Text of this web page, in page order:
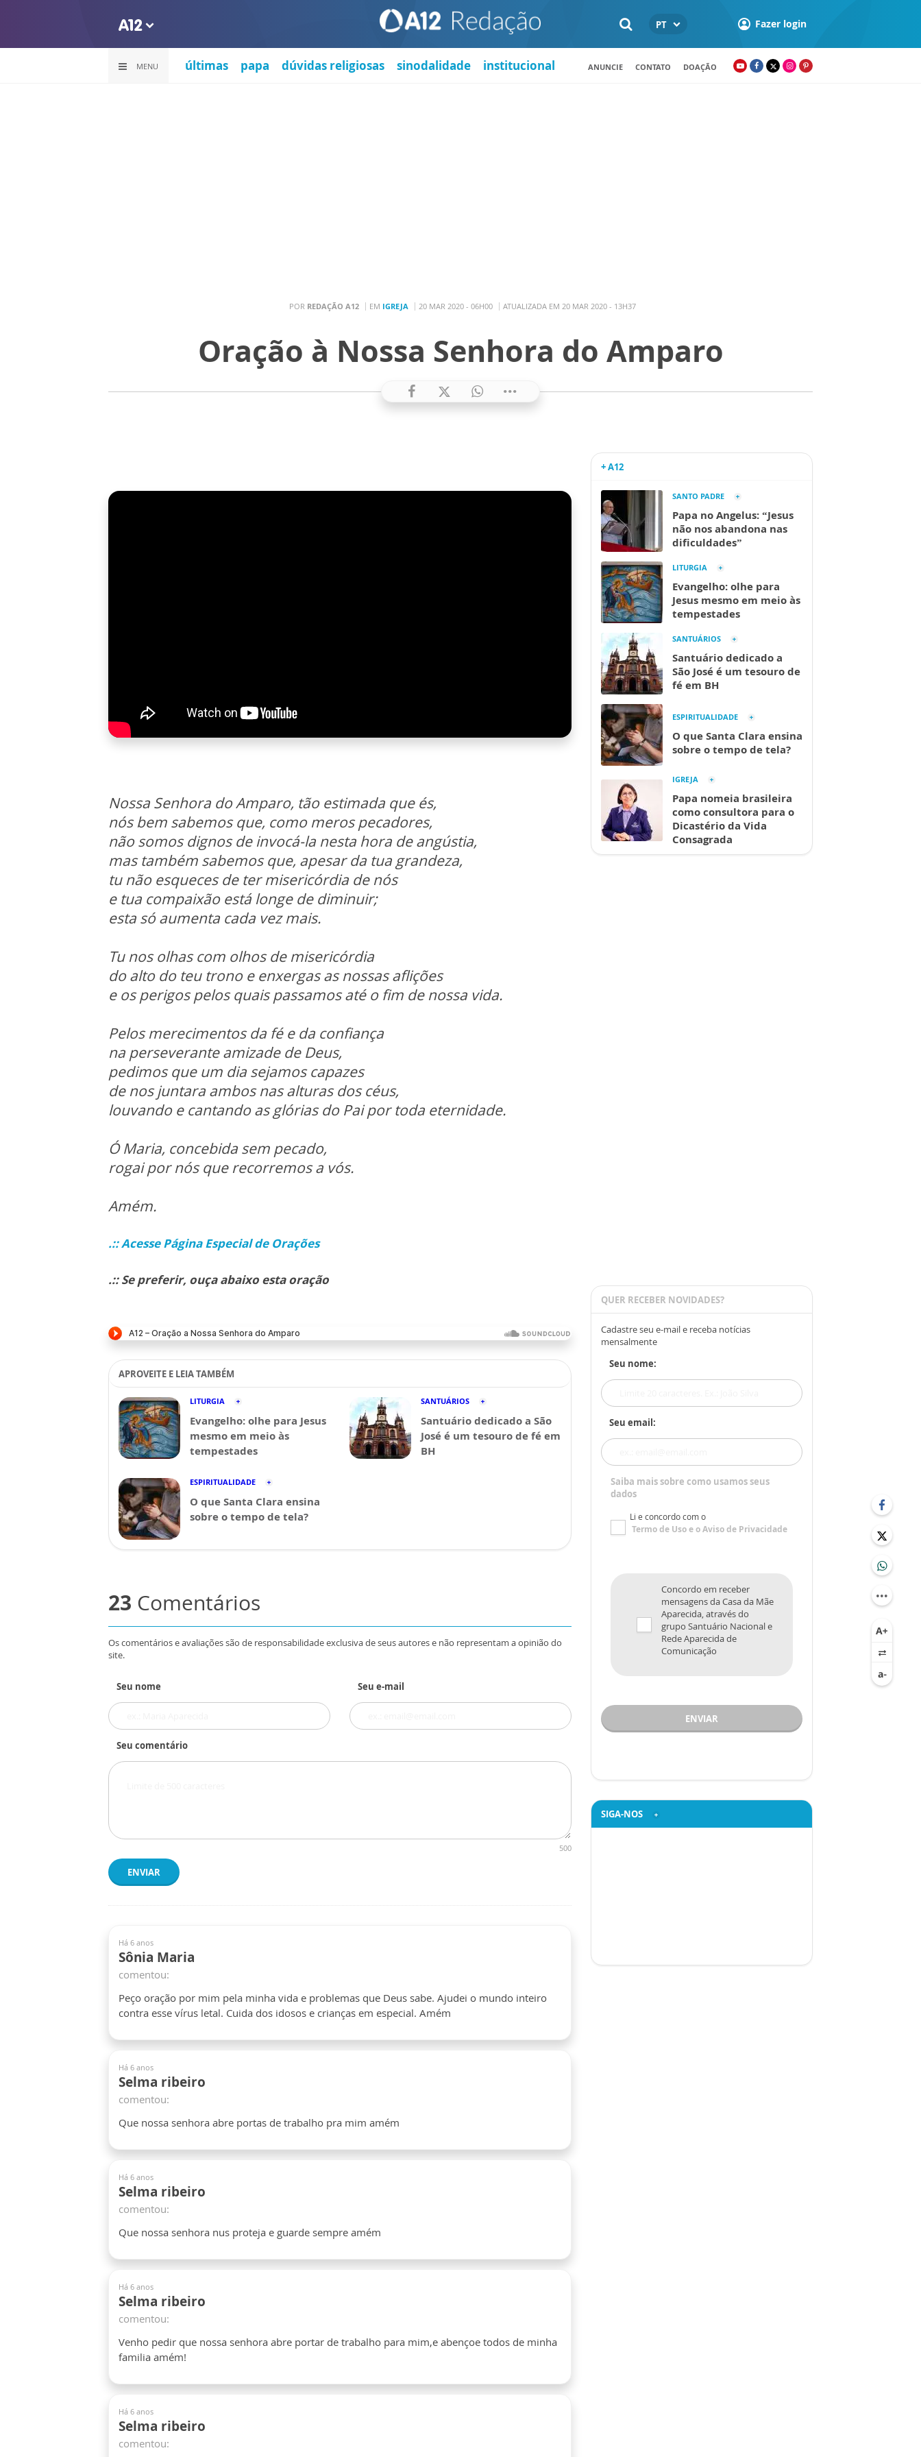
PT Fazer login
MENU últimas papa dúvidas religiosas sinodalidade institucional ANUNCIE CONTATO DOAÇÃO
POR REDAÇÃO A12 EM IGREJA 20 MAR 2020 - 06H00 ATUALIZADA EM 20 MAR 2020 - 13H37
Oração à Nossa Senhora do Amparo
Nossa Senhora do Amparo, tão estimada que és,
nós bem sabemos que, como meros pecadores,
não somos dignos de invocá-la nesta hora de angústia,
mas também sabemos que, apesar da tua grandeza,
tu não esqueces de ter misericórdia de nós
e tua compaixão está longe de diminuir;
esta só aumenta cada vez mais.
Tu nos olhas com olhos de misericórdia
do alto do teu trono e enxergas as nossas aflições
e os perigos pelos quais passamos até o fim de nossa vida.
Pelos merecimentos da fé e da confiança
na perseverante amizade de Deus,
pedimos que um dia sejamos capazes
de nos juntara ambos nas alturas dos céus,
louvando e cantando as glórias do Pai por toda eternidade.
Ó Maria, concebida sem pecado,
rogai por nós que recorremos a vós.
Amém.
.:: Acesse Página Especial de Orações
.:: Se preferir, ouça abaixo esta oração
APROVEITE E LEIA TAMBÉM
LITURGIA
Evangelho: olhe para Jesus
mesmo em meio às
tempestades
SANTUÁRIOS
Santuário dedicado a São
José é um tesouro de fé em
BH
ESPIRITUALIDADE
O que Santa Clara ensina
sobre o tempo de tela?
23 Comentários
Os comentários e avaliações são de responsabilidade exclusiva de seus autores e não representam a opinião do
site.
Seu nome Seu e-mail
Seu comentário
500
ENVIAR
Há 6 anos
Sônia Maria
comentou:
Peço oração por mim pela minha vida e problemas que Deus sabe. Ajudei o mundo inteiro
contra esse vírus letal. Cuida dos idosos e crianças em especial. Amém
Há 6 anos
Selma ribeiro
comentou:
Que nossa senhora abre portas de trabalho pra mim amém
Há 6 anos
Selma ribeiro
comentou:
Que nossa senhora nus proteja e guarde sempre amém
Há 6 anos
Selma ribeiro
comentou:
Venho pedir que nossa senhora abre portar de trabalho para mim,e abençoe todos de minha
familia amém!
Há 6 anos
Selma ribeiro
comentou:
+ A12
SANTO PADRE
Papa no Angelus: “Jesus
não nos abandona nas
dificuldades”
LITURGIA
Evangelho: olhe para
Jesus mesmo em meio às
tempestades
SANTUÁRIOS
Santuário dedicado a
São José é um tesouro de
fé em BH
ESPIRITUALIDADE
O que Santa Clara ensina
sobre o tempo de tela?
IGREJA
Papa nomeia brasileira
como consultora para o
Dicastério da Vida
Consagrada
QUER RECEBER NOVIDADES?
Cadastre seu e-mail e receba notícias
mensalmente
Seu nome:
Seu email:
Saiba mais sobre como usamos seus
dados
Li e concordo com o
Termo de Usoe oAviso de Privacidade
Concordo em receber
mensagens da Casa da Mãe
Aparecida, através do
grupo Santuário Nacional e
Rede Aparecida de
Comunicação
ENVIAR
SIGA-NOS